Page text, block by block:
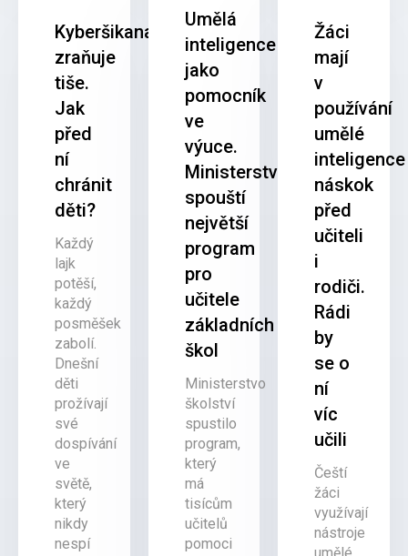
Kyberšikana
zraňuje
tiše.
Jak
před
ní
chránit
děti?
Každý
lajk
potěší,
každý
posměšek
zabolí.
Dnešní
děti
prožívají
své
dospívání
ve
světě,
který
nikdy
nespí
Umělá
inteligence
jako
pomocník
ve
výuce.
Ministerstvo
spouští
největší
program
pro
učitele
základních
škol
Ministerstvo
školství
spustilo
program,
který
má
tisícům
učitelů
pomoci
Žáci
mají
v
používání
umělé
inteligence
náskok
před
učiteli
i
rodiči.
Rádi
by
se o
ní
víc
učili
Čeští
žáci
využívají
nástroje